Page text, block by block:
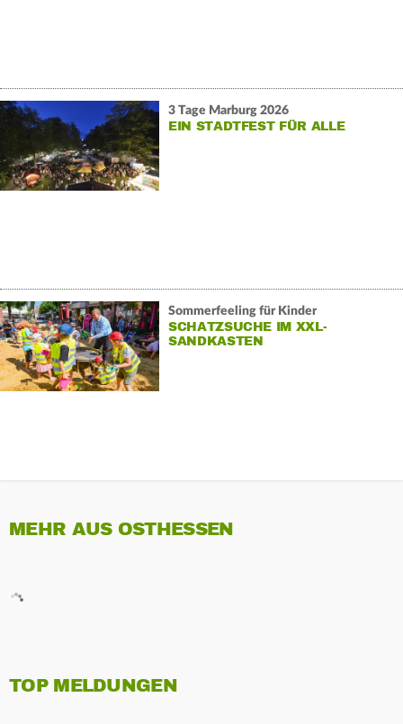
3 Tage Marburg 2026
EIN STADTFEST FÜR ALLE
Sommerfeeling für Kinder
SCHATZSUCHE IM XXL-
SANDKASTEN
MEHR AUS OSTHESSEN
TOP MELDUNGEN